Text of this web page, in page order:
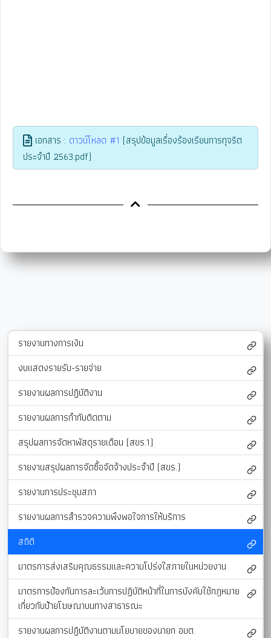
เอกสาร : ดาวน์โหลด #1 (สรุปข้อมูลเรื่องร้องเรียนการทุจริต
ประจำปี 2563.pdf)
รายงานทางการเงิน
งบแสดงรายรับ-รายจ่าย
รายงานผลการปฏิบัติงาน
รายงานผลการกำกับติดตาม
สรุปผลการจัดหาพัสดุรายเดือน (สขร.1)
รายงานสรุปผลการจัดซื้อจัดจ้างประจำปี (สขร.)
รายงานการประชุมสภา
รายงานผลการสำรวจความพึงพอใจการให้บริการ
สถิติ
มาตรการส่งเสริมคุณธรรมและความโปร่งใสภายในหน่วยงาน
มาตรการป้องกันการละเว้นการปฏิบัติหน้าที่ในการบังคับใช้กฎหมาย
เกี่ยวกับป้ายโฆษณาบนทางสาธารณะ
รายงานผลการปฏิบัติงานตามนโยบายของนายก อบต.